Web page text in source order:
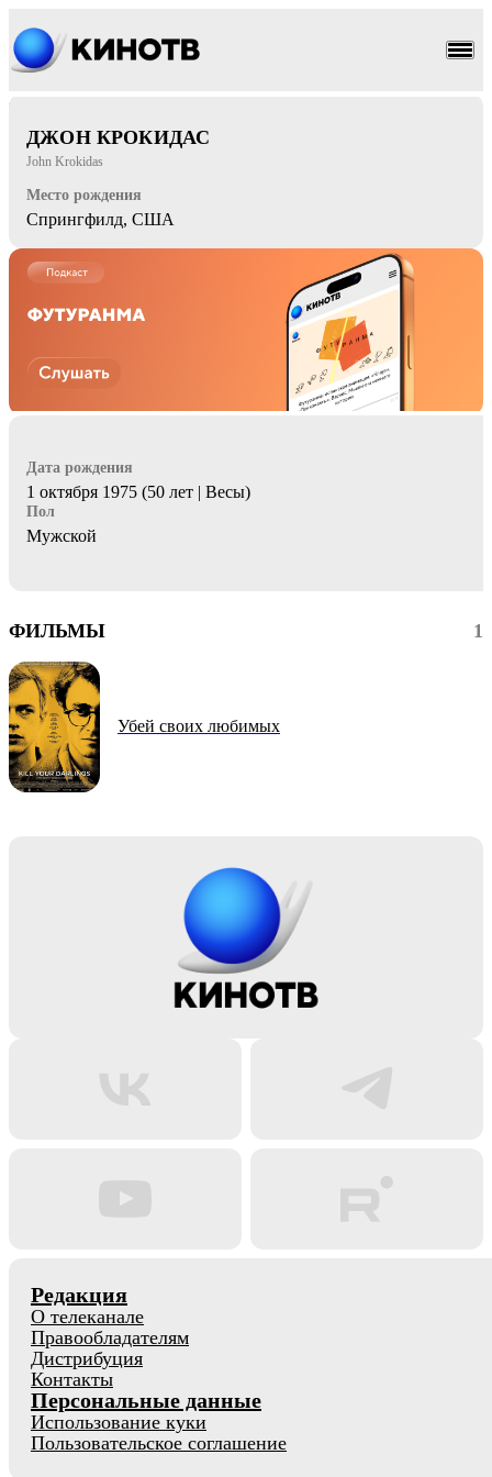
ДЖОН КРОКИДАС
John Krokidas
Место рождения
Спрингфилд, США
Дата рождения
1 октября 1975 (50 лет | Весы)
Пол
Мужской
ФИЛЬМЫ 1
Убей своих любимых
Редакция
О телеканале
Правообладателям
Дистрибуция
Контакты
Персональные данные
Использование куки
Пользовательское соглашение